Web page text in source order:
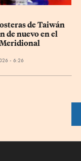
de Taiwán
de nuevo en el
- 6:26